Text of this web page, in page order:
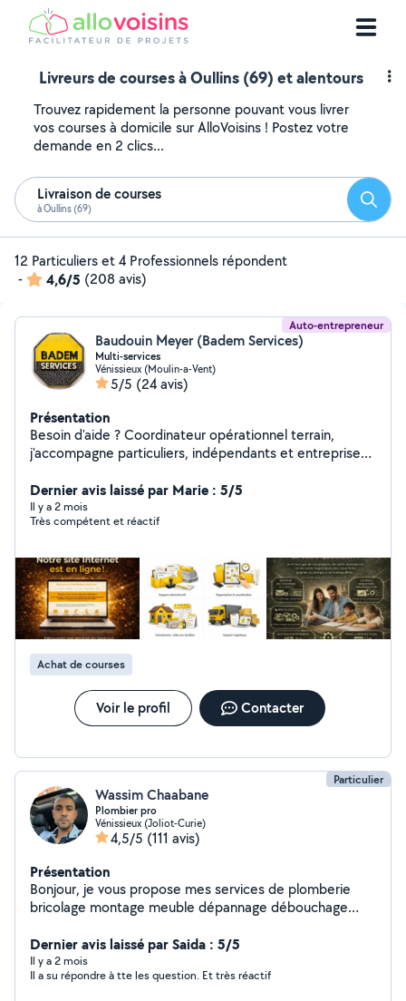
Livreurs de courses à Oullins (69) et alentours
Trouvez rapidement la personne pouvant vous livrer
vos courses à domicile sur AlloVoisins ! Postez votre
demande en 2 clics...
Livraison de courses
à Oullins (69)
12 Particuliers et 4 Professionnels répondent
-
4,6/5 (208 avis)
Auto-entrepreneur
Baudouin Meyer (Badem Services)
Multi-services
Vénissieux (Moulin-a-Vent)
5/5 (24 avis)
Présentation
Besoin d'aide ? Coordinateur opérationnel terrain,
j'accompagne particuliers, indépendants et entreprises
opérationnels. J'interviens pour faciliter le quotidien,
coordonner, organiser et apporter un soutien pratique
lorsque c'est nécessaire. Disponible pour des
Dernier avis laissé par Marie : 5/5
Il y a 2 mois
Très compétent et réactif
Achat de courses
Voir le profil Contacter
Particulier
Wassim Chaabane
Plombier pro
Vénissieux (Joliot-Curie)
4,5/5 (111 avis)
Présentation
Bonjour, je vous propose mes services de plomberie
bricolage montage meuble dépannage débouchage
Dernier avis laissé par Saida : 5/5
Il y a 2 mois
Il a su répondre à tte les question. Et très réactif